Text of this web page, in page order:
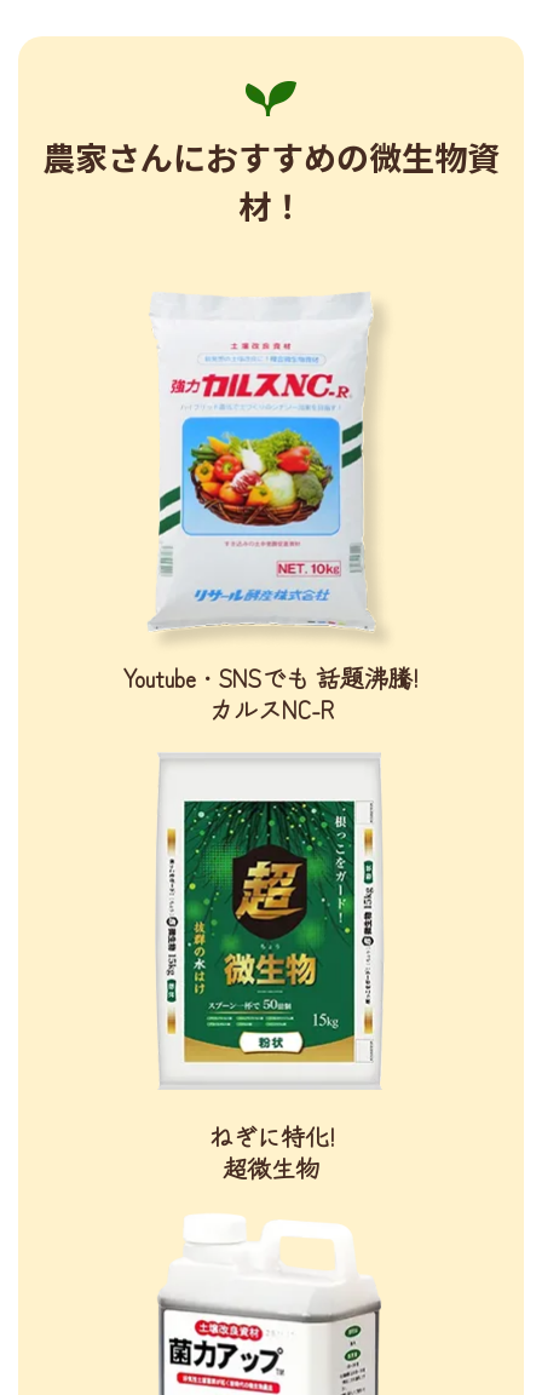
農家さんにおすすめの微生物資
材！
Youtube・SNSでも 話題沸騰!
カルスNC-R
ねぎに特化!
超微生物